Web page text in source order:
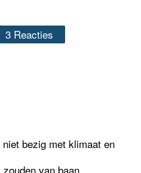
3 Reacties
bezig met klimaat en
van baan